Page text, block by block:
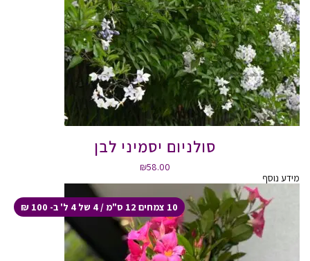
סולניום יסמיני לבן
₪58.00
מידע נוסף
10 צמחים 12 ס"מ / 4 של 4 ל' ב- 100 ₪